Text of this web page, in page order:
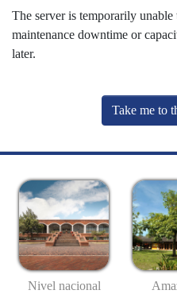
The server is temporarily
maintenance downtime or
later.
Take me to
Nivel nacional